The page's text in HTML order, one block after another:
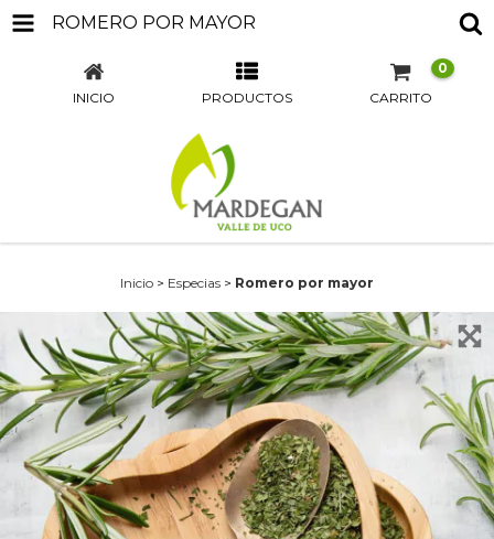
ROMERO POR MAYOR
INICIO PRODUCTOS CARRITO
0
Inicio > Especias > Romero por mayor